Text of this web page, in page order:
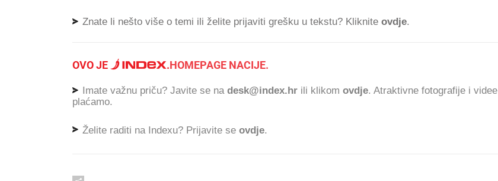
Znate li nešto više o temi ili želite prijaviti grešku u tekstu? Kliknite ovdje.
OVO JE .HOMEPAGE NACIJE.
Imate važnu priču? Javite se na desk@index.hr ili klikom ovdje. Atraktivne fotografije i videe
plaćamo.
Želite raditi na Indexu? Prijavite se ovdje.